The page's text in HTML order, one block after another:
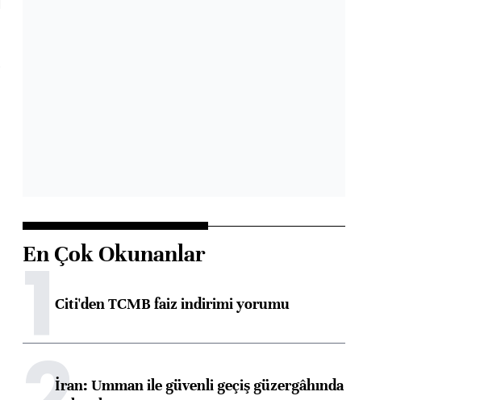
En Çok Okunanlar
1Citi'den TCMB faiz indirimi yorumu
İran: Umman ile güvenli geçiş güzergâhında